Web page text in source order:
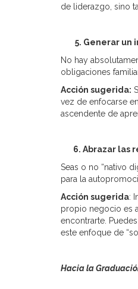
de liderazgo, sino
5. Generar un
No hay
obligaciones
Acción sugerida:
vez de enfocarse
ascendente de
6. Abrazar las
Seas o no “nativo
para la
Acción sugerida:
propio negocio es
encontrarte.
este enfoque de
Hacia la